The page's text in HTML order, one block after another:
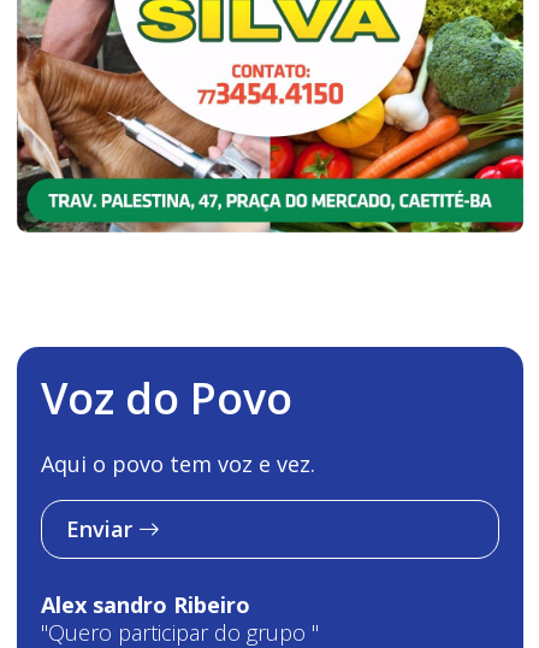
Voz do Povo
Aqui o povo tem voz e vez.
Enviar
Alex sandro Ribeiro
"Quero participar do grupo "